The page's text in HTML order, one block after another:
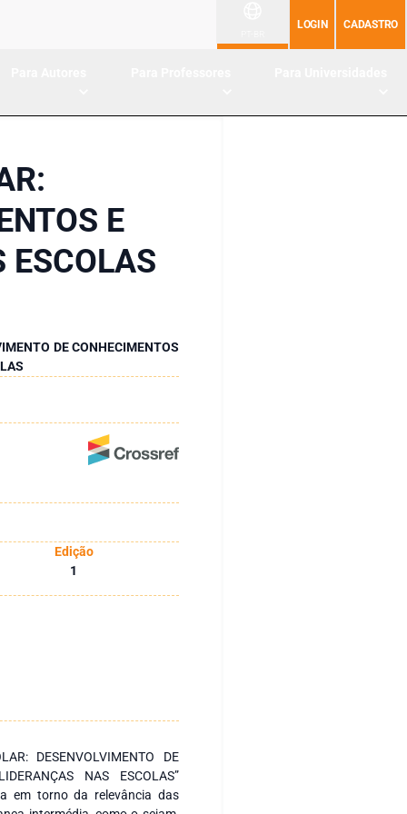
LOGIN CADASTRO
E
ESCOLAS
DE CONHECIMENTOS
Edição
1
DESENVOLVIMENTO DE
NAS ESCOLAS”
em torno da relevância das